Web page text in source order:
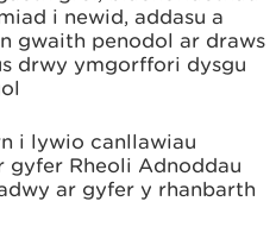
i newid, addasu a
gwaith penodol ar draws
drwy ymgorffori dysgu
i lywio canllawiau
Rheoli Adnoddau
ar gyfer y rhanbarth